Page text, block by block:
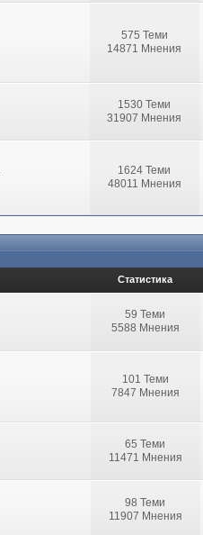
575 Теми
14871 Мнения
1530 Теми
31907 Мнения
1624 Теми
48011 Мнения
Статистика
59 Теми
5588 Мнения
101 Теми
7847 Мнения
65 Теми
11471 Мнения
98 Теми
11907 Мнения